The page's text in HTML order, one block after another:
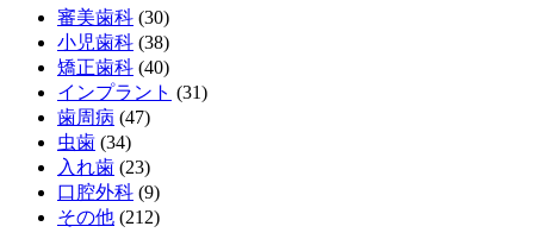
審美歯科 (30)
小児歯科 (38)
矯正歯科 (40)
インプラント (31)
歯周病 (47)
虫歯 (34)
入れ歯 (23)
口腔外科 (9)
その他 (212)